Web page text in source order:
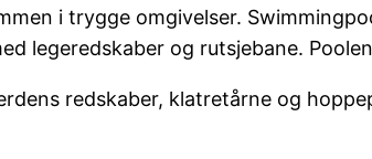
i trygge omgivelser.
legeredskaber og rutsjebane.
redskaber, klatretårne og